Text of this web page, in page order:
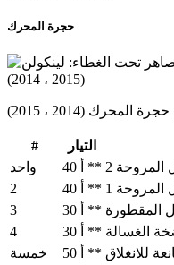
حجرة المحرك
(2014 ، 2015)
# التيار
واحد
40 أ **
2
2
40 أ **
1
3
30 أ ** المقطورة
4
30 أ ** الغسالة
خمسة
50 أ ** للانغلاق